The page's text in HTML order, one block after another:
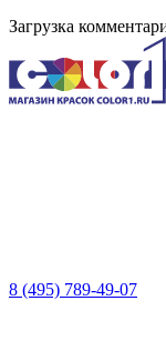
Загрузка
8 (495) 789-49-07